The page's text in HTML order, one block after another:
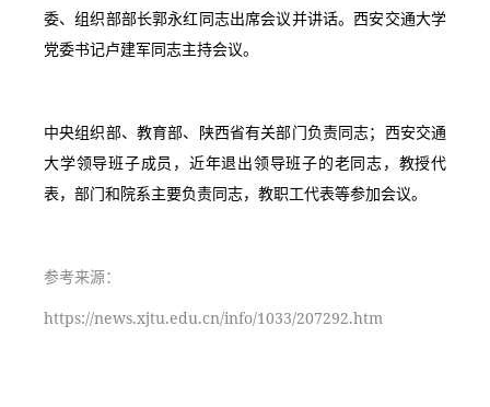
委、组织部部长郭永红同志出席会议并讲话。西安交通大学
党委书记卢建军同志主持会议。
中央组织部、教育部、陕西省有关部门负责同志；西安交通
大学领导班子成员，近年退出领导班子的老同志，教授代
表，部门和院系主要负责同志，教职工代表等参加会议。
参考来源：
https://news.xjtu.edu.cn/info/1033/207292.htm